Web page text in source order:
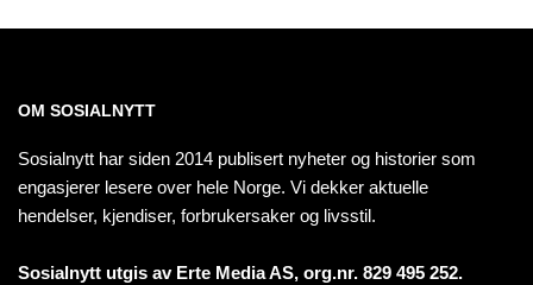
OM SOSIALNYTT
Sosialnytt har siden 2014 publisert nyheter og historier som
engasjerer lesere over hele Norge. Vi dekker aktuelle
hendelser, kjendiser, forbrukersaker og livsstil.
Sosialnytt utgis av Erte Media AS, org.nr. 829 495 252.